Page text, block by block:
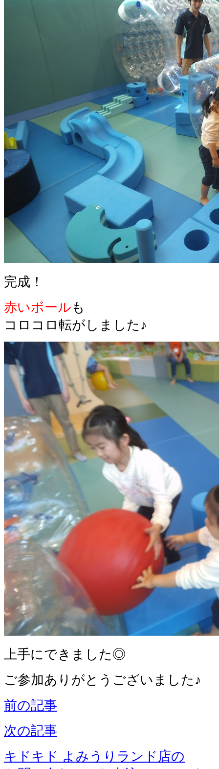
完成！
赤いボール も
コロコロ転がしました♪
上手にできました◎
ご参加ありがとうございました♪
前の記事
次の記事
キドキド よみうりランド店の